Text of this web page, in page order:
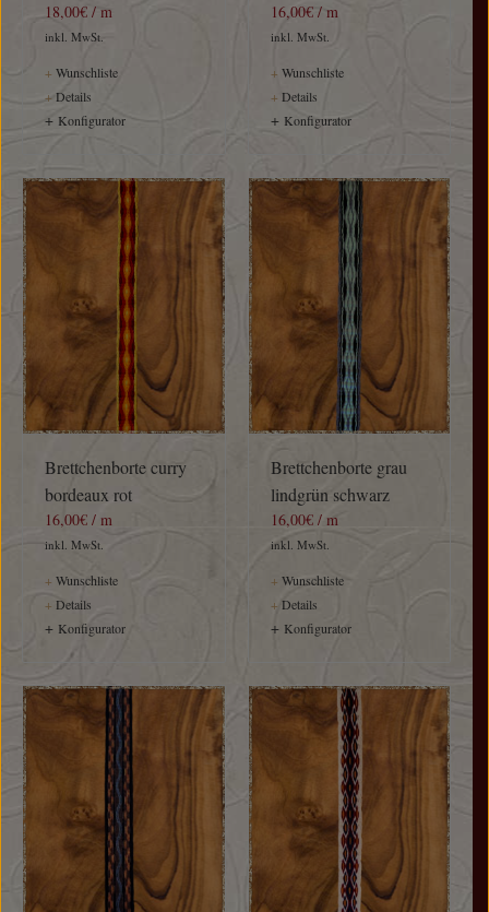
18,00€ / m
inkl. MwSt.
+ Wunschliste
+Details
+ Konfigurator
16,00€ / m
inkl. MwSt.
+ Wunschliste
+ Details
+ Konfigurator
Brettchenborte curry
bordeaux rot
16,00€ / m
inkl. MwSt.
+ Wunschliste
+ Details
+ Konfigurator
Brettchenborte grau
lindgrün schwarz
16,00€ / m
inkl. MwSt.
+ Wunschliste
+ Details
+ Konfigurator